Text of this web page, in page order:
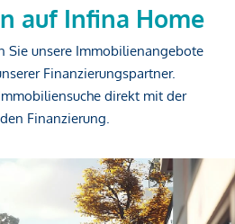
auf Infina Home
Sie unsere Immobilienangebote
Finanzierungspartner.
direkt mit der
Finanzierung.